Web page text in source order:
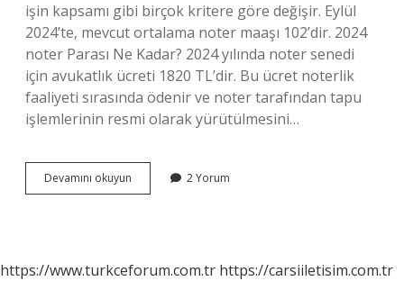
işin kapsamı gibi birçok kritere göre değişir. Eylül
2024’te, mevcut ortalama noter maaşı 102’dir. 2024
noter Parası Ne Kadar? 2024 yılında noter senedi
için avukatlık ücreti 1820 TL’dir. Bu ücret noterlik
faaliyeti sırasında ödenir ve noter tarafından tapu
işlemlerinin resmi olarak yürütülmesini…
Devamını okuyun
Ücret
2 Yorum
https://www.turkceforum.com.tr https://carsiiletisim.com.tr